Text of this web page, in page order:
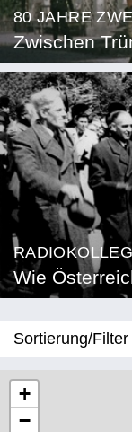
80 JAHRE
Zwischen
RADIOKOLLEG
Wie
Sortierung/Filter
+
−